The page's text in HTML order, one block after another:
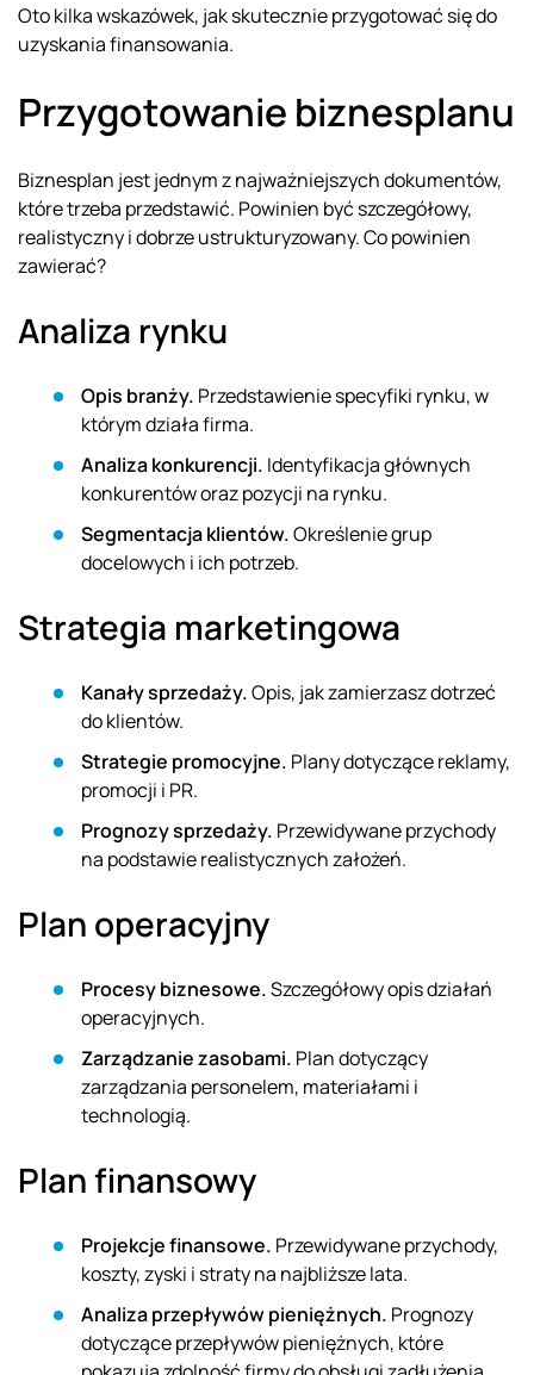
Oto kilka wskazówek, jak skutecznie przygotować się do
uzyskania finansowania.
Przygotowanie biznesplanu
Biznesplan jest jednym z najważniejszych dokumentów,
które trzeba przedstawić. Powinien być szczegółowy,
realistyczny i dobrze ustrukturyzowany. Co powinien
zawierać?
Analiza rynku
Opis branży. Przedstawienie specyfiki rynku, w
którym działa firma.
Analiza konkurencji. Identyfikacja głównych
konkurentów oraz pozycji na rynku.
Segmentacja klientów.Określenie grup
docelowych i ich potrzeb.
Strategia marketingowa
Kanały sprzedaży.Opis, jak zamierzasz dotrzeć
do klientów.
Strategie promocyjne. Plany dotyczące reklamy,
promocji i PR.
Prognozy sprzedaży. Przewidywane przychody
na podstawie realistycznych założeń.
Plan operacyjny
Procesy biznesowe.Szczegółowy opis działań
operacyjnych.
Zarządzanie zasobami. Plan dotyczący
zarządzania personelem, materiałami i
technologią.
Plan finansowy
Projekcje finansowe. Przewidywane przychody,
koszty, zyski i straty na najbliższe lata.
Analiza przepływów pieniężnych. Prognozy
dotyczące przepływów pieniężnych, które